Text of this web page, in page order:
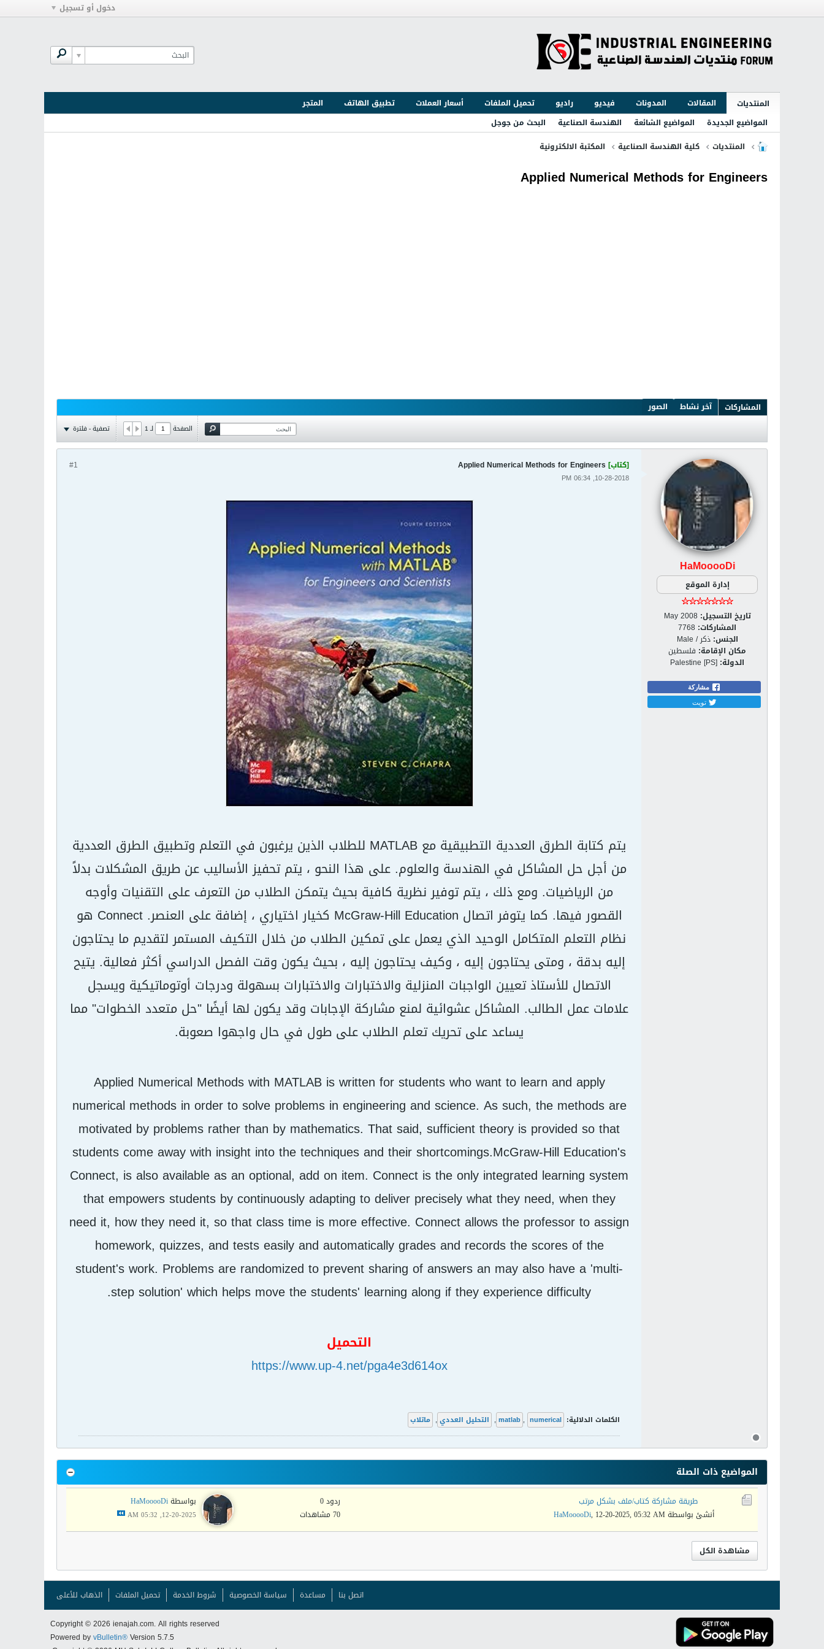
دخول أو تسجيل
المنتديات المقالات المدونات فيديو راديو تحميل الملفات أسعار العملات تطبيق الهاتف
المتجر
المواضيع الجديدة
المواضيع الشائعة الهندسة الصناعية
البحث من جوجل
المنتديات
كلية الهندسة الصناعية المكتبة الالكترونية
Applied Numerical Methods for Engineers
المشاركات آخر نشاط الصور
الصفحة لـ1 تصفية - فلترة
HaMooooDi
إدارة الموقع
تاريخ التسجيل: May 2008
المشاركات: 7768
الجنس: ذكر / Male
مكان الإقامة: فلسطين
الدولة: Palestine [PS]
مشاركة
تويت
#1 [كتاب] Applied Numerical Methods for Engineers
10-28-2018, 06:34 PM
يتم كتابة الطرق العددية التطبيقية مع MATLAB للطلاب الذين يرغبون في التعلم وتطبيق الطرق العددية
من أجل حل المشاكل في الهندسة والعلوم. على هذا النحو ، يتم تحفيز الأساليب عن طريق المشكلات بدلاً
من الرياضيات. ومع ذلك ، يتم توفير نظرية كافية بحيث يتمكن الطلاب من التعرف على التقنيات وأوجه
القصور فيها. كما يتوفر اتصال McGraw-Hill Education كخيار اختياري ، إضافة على العنصر. Connect هو
نظام التعلم المتكامل الوحيد الذي يعمل على تمكين الطلاب من خلال التكيف المستمر لتقديم ما يحتاجون
إليه بدقة ، ومتى يحتاجون إليه ، وكيف يحتاجون إليه ، بحيث يكون وقت الفصل الدراسي أكثر فعالية. يتيح
الاتصال للأستاذ تعيين الواجبات المنزلية والاختبارات والاختبارات بسهولة ودرجات أوتوماتيكية ويسجل
علامات عمل الطالب. المشاكل عشوائية لمنع مشاركة الإجابات وقد يكون لها أيضًا "حل متعدد الخطوات" مما
يساعد على تحريك تعلم الطلاب على طول في حال واجهوا صعوبة.
Applied Numerical Methods with MATLAB is written for students who want to learn and apply
numerical methods in order to solve problems in engineering and science. As such, the methods are
motivated by problems rather than by mathematics. That said, sufficient theory is provided so that
students come away with insight into the techniques and their shortcomings.McGraw-Hill Education's
Connect, is also available as an optional, add on item. Connect is the only integrated learning system
that empowers students by continuously adapting to deliver precisely what they need, when they
need it, how they need it, so that class time is more effective. Connect allows the professor to assign
homework, quizzes, and tests easily and automatically grades and records the scores of the
student's work. Problems are randomized to prevent sharing of answers an may also have a 'multi-
step solution' which helps move the students' learning along if they experience difficulty.
التحميل
https://www.up-4.net/pga4e3d614ox
الكلمات الدلالية: matlab , numerical
, التحليل العددي , ماتلاب
المواضيع ذات الصلة
طريقة مشاركة كتاب/ملف بشكل مرتب
أنشئ بواسطة
HaMooooDi, 12-20-2025, 05:32 AM
ردود 0
70 مشاهدات
بواسطةHaMooooDi
12-20-2025, 05:32 AM
مشاهدة الكل
اتصل بنا مساعدة سياسة الخصوصية شروط الخدمة تحميل الملفات الذهاب للأعلى
Copyright © 2026 ienajah.com. All rights reserved
Powered byvBulletin®Version 5.7.5